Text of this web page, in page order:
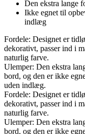
Den ekstra lange
Ikke egnet til
indlæg
Fordele: Designet er
dekorativt, passer ind i
naturlig farve.
Ulemper: Den ekstra
bord, og den er ikke
uden indlæg.
Fordele: Designet er
dekorativt, passer ind i
naturlig farve.
Ulemper: Den ekstra
bord, og den er ikke